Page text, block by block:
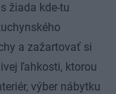
žiada kde-tu
a zažartovať si
ľahkosti, ktorou
výber nábytku